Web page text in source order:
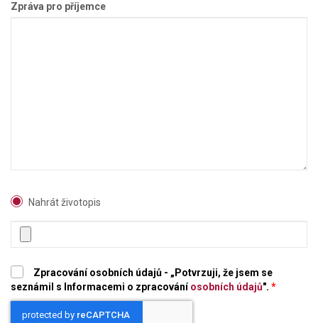
Zpráva pro příjemce
Nahrát životopis
Zpracování osobních údajů - „Potvrzuji, že jsem se
seznámil s Informacemi o zpracováníosobních údajů". *